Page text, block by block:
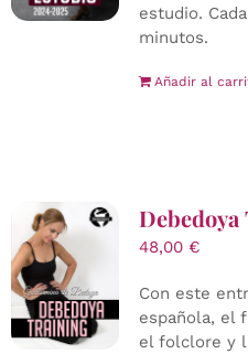
estudio.
minutos.
Añadir al
48,00 €
Con este
española, el
el folclore y